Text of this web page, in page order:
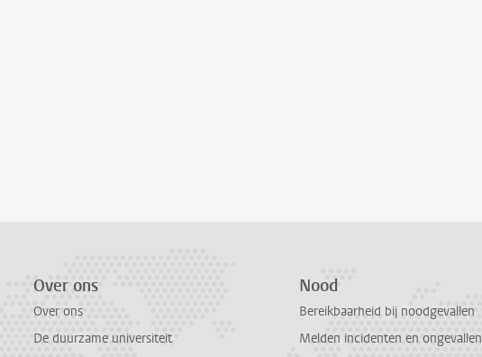
Over ons
Over ons
De duurzame universiteit
Nood
Bereikbaarheid bij noodgevallen
Melden incidenten en ongevallen